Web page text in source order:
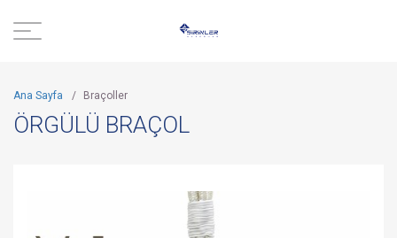
Ana Sayfa / Braçoller
ÖRGÜLÜ BRAÇOL